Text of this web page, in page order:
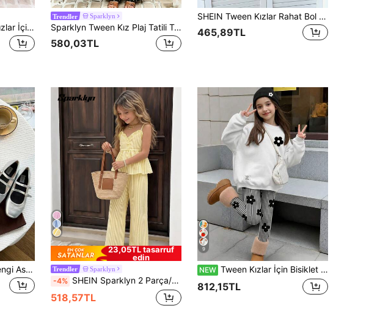
SHEIN Sparklyn Genç Kızlar İçin Günlük Tatil Kıyafeti, Kolsuz Üst ve Şort Takımı, Bej Kumaş Üzerine Beyaz Çiçek Desenli, Tatil, Günlük ve Sosyal Etkinlikler İçin Uygun.
Trendler Sparklyn
Sparklyn Tween Kız Plaj Tatili Temel Halter Yaka Bluz + Bol 3/4 Pantolon Çiçekli 2 Parça Set
580,03TL
SHEIN Tween Kızlar Rahat Bol Rahat Çizgili Yuvarlak Yaka Kolsuz Tank Top Ve Şort Takımı
465,89TL
Genç Kızlar İçin Kahverengi Askılı Bluz ve Şort Takımı, Günlük Rahat Giyim, Büyük Beden
23,05TL tasarruf
edin
Trendler Sparklyn
-4% SHEIN Sparklyn 2 Parça/Set İlkbahar/Yaz Genç Kız Çocukları İçin Günlük Şık Çizgili Askılı Bluz ve Uyumlu Çizgili Pantolon Takımı, Günlük Kullanım, İşe Gidip Gelme, Boş Zaman, Tatil, Arkadaş Buluşmaları İçin Uygundur
518,57TL
9
NEW Tween Kızlar İçin Bisiklet Yaka Günlük Düşük Omuzlu Sweatshirt ve Slim Fit Tayt 2 Parça Set
812,15TL